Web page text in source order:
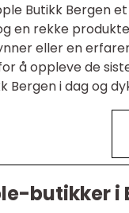
Butikk Bergen
en rekke
eller en
å oppleve de
Bergen i dag og
butikker i